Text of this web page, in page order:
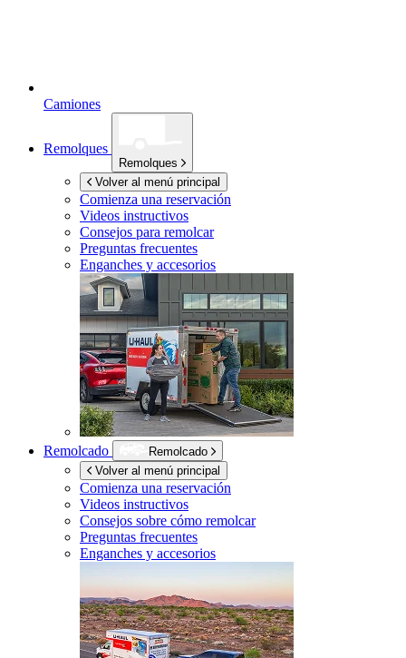
Camiones
Remolques
Remolques
Volver al menú principal
Comienza una reservación
Videos instructivos
Consejos para remolcar
Preguntas frecuentes
Enganches y accesorios
Remolcado
Remolcado
Volver al menú principal
Comienza una reservación
Videos instructivos
Consejos sobre cómo remolcar
Preguntas frecuentes
Enganches y accesorios